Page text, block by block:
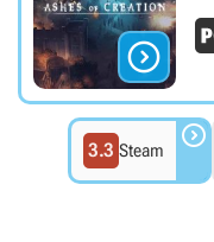

3.3 Steam 